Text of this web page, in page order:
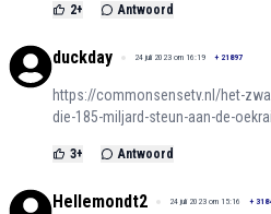
2+ Antwoord
duckday 24 juli 2023 om 16:19 + 21897
https://commonsensetv.nl/het-
die-185-miljard-steun-aan-de-
3+ Antwoord
Hellemondt2 24 juli 2023 om 15:16 +